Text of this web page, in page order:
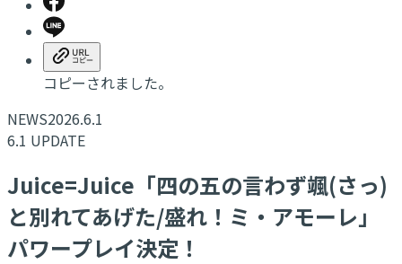
コピーされました。
NEWS2026.6.1
6.1 UPDATE
Juice=Juice「四の五の言わず颯(さっ)
と別れてあげた/盛れ！ミ・アモーレ」
パワープレイ決定！